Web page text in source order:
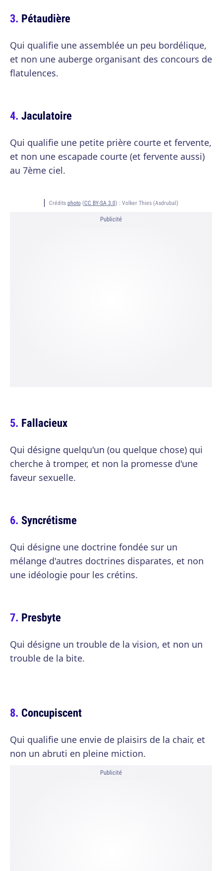
Pétaudière
Qui qualifie une assemblée un peu bordélique,
et non une auberge organisant des concours de
flatulences.
Jaculatoire
Qui qualifie une petite prière courte et fervente,
et non une escapade courte (et fervente aussi)
au 7ème ciel.
Crédits photo(CC BY-SA 3.0) : Volker Thies (Asdrubal)
Publicité
Fallacieux
Qui désigne quelqu'un (ou quelque chose) qui
cherche à tromper, et non la promesse d'une
faveur sexuelle.
Syncrétisme
Qui désigne une doctrine fondée sur un
mélange d'autres doctrines disparates, et non
une idéologie pour les crétins.
Presbyte
Qui désigne un trouble de la vision, et non un
trouble de la bite.
Concupiscent
Qui qualifie une envie de plaisirs de la chair, et
non un abruti en pleine miction.
Publicité